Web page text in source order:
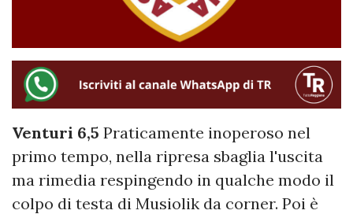
Venturi 6,5 Praticamente inoperoso nel
primo tempo, nella ripresa sbaglia l'uscita
ma rimedia respingendo in qualche modo il
colpo di testa di Musiolik da corner. Poi è